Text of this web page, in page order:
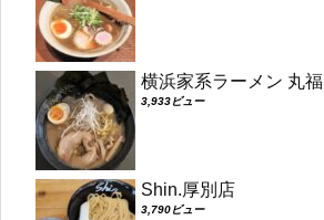
横浜家系ラーメン 丸福
3,933ビュー
Shin.厚別店
3,790ビュー